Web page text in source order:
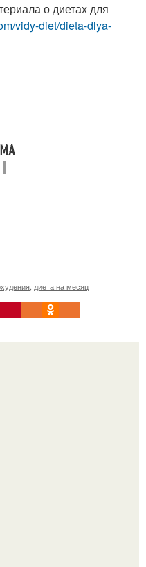
о диетах для
vidy-diet/dieta-dlya-
диета на месяц